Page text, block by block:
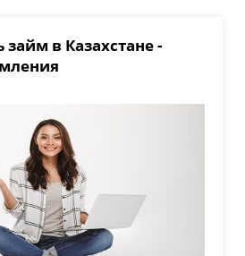
займ в Казахстане -